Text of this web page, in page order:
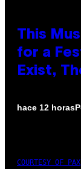
This
for a
Exist,
hace 12 horas
COURTESY OF PAX